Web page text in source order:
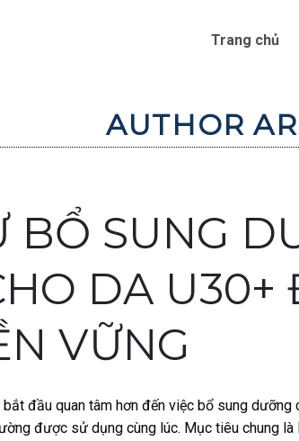
Trang chủ
AUTHOR
BỔ SUNG
DA U30+
VỮNG
đầu quan tâm hơn đến việc bổ sung dưỡng
được sử dụng cùng lúc. Mục tiêu chung